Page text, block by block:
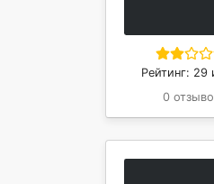
Рейтинг: 29
0